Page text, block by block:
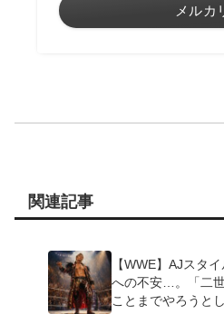
メルカ
関連記事
【WWE】AJスタ
への不安…。「二
ことまでやろうと